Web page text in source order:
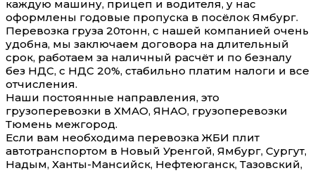
каждую машину, прицеп и водителя, у нас
оформлены годовые пропуска в посёлок Ямбург.
Перевозка груза 20тонн, с нашей компанией очень
удобна, мы заключаем договора на длительный
срок, работаем за наличный расчёт и по безналу
без НДС, с НДС 20%, стабильно платим налоги и все
отчисления.
Наши постоянные направления, это
грузоперевозки в ХМАО, ЯНАО, грузоперевозки
Тюмень межгород.
Если вам необходима перевозка ЖБИ плит
автотранспортом в Новый Уренгой, Ямбург, Сургут,
Надым, Ханты-Мансийск, Нефтеюганск, Тазовский,